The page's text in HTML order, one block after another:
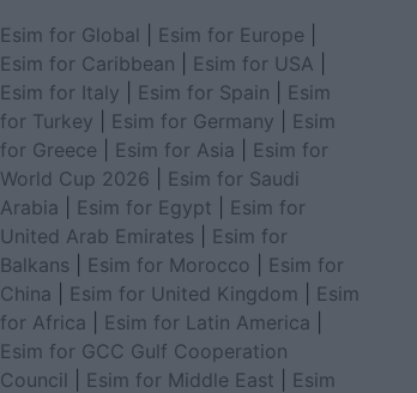
Esim for Global Esim for Europe
Esim for Caribbean
Esim for USA
Esim for Italy
Esim for Spain
Esim
for Turkey
Esim for Germany
Esim
for Greece
Esim for Asia
Esim for
World Cup 2026
Esim for Saudi
Arabia
Esim for Egypt
Esim for
United Arab Emirates
Esim for
Balkans
Esim for Morocco
Esim for
China
Esim for United Kingdom
Esim
for Africa
Esim for Latin America
Esim for GCC Gulf Cooperation
Council
Esim for Middle East
Esim